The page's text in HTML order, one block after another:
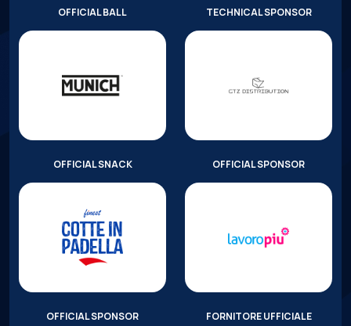
OFFICIAL BALL TECHNICAL SPONSOR
OFFICIAL SNACK OFFICIAL SPONSOR
OFFICIAL SPONSOR FORNITORE UFFICIALE